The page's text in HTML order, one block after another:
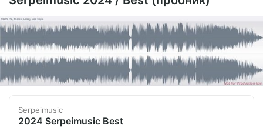
Serpeimusic
2024 Serpeimusic Best